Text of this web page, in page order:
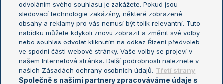
Turnaj mistrů
Turnaj mistryň
Aktualní trendy
Fotbalové přestupy
Livesport Daily
LS Prague Open
odvoláním svého souhlasu je zakážete. Pokud jsou
sledovací technologie zakázány, některé zobrazené
obsahy a reklamy pro vás nemusí být tolik relevantní. Tuto
nabídku můžete kdykoli znovu zobrazit a změnit své volby
nebo souhlas odvolat kliknutím na odkaz Řízení předvoleb
ve spodní části webové stránky. Vaše volby se projeví v
našem Internetová stránka. Další podrobnosti naleznete v
našich Zásadách ochrany osobních údajů. Třetí strany
Společně s našimi partnery zpracováváme údaje s